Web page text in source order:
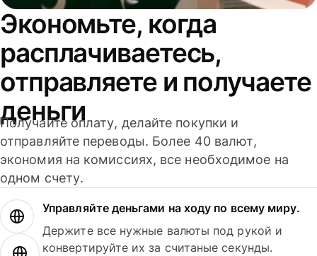
Экономьте, когда
расплачиваетесь,
отправляете и получаете
деньги
Получайте оплату, делайте покупки и
отправляйте переводы. Более 40 валют,
экономия на комиссиях, все необходимое на
одном счету.
Управляйте деньгами на ходу по всему миру.
Держите все нужные валюты под рукой и
конвертируйте их за считаные секунды.